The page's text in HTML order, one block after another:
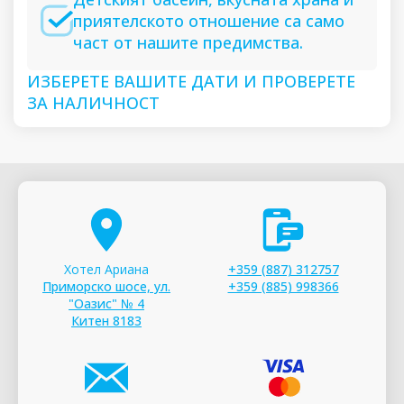
приятелското отношение са само
част от нашите предимства.
ИЗБЕРЕТЕ ВАШИТЕ ДАТИ И ПРОВЕРЕТЕ
ЗА НАЛИЧНОСТ
Хотел Ариана
Приморско шосе, ул.
"Оазис" № 4
Китен 8183
+359 (887) 312757
+359 (885) 998366